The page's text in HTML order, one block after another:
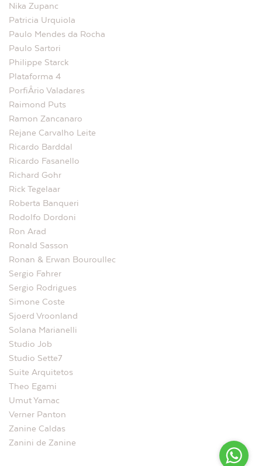
Nika Zupanc
Patricia Urquiola
Paulo Mendes da Rocha
Paulo Sartori
Philippe Starck
Plataforma 4
PorfiÂ­rio Valadares
Raimond Puts
Ramon Zancanaro
Rejane Carvalho Leite
Ricardo Barddal
Ricardo Fasanello
Richard Gohr
Rick Tegelaar
Roberta Banqueri
Rodolfo Dordoni
Ron Arad
Ronald Sasson
Ronan & Erwan Bouroullec
Sergio Fahrer
Sergio Rodrigues
Simone Coste
Sjoerd Vroonland
Solana Marianelli
Studio Job
Studio Sette7
Suite Arquitetos
Theo Egami
Umut Yamac
Verner Panton
Zanine Caldas
Zanini de Zanine